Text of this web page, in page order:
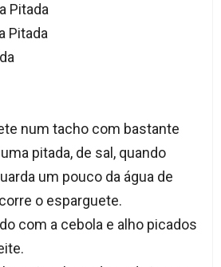
Pitada
Pitada
num tacho com bastante
pitada, de sal, quando
um pouco da água de
o esparguete.
com a cebola e alho picados